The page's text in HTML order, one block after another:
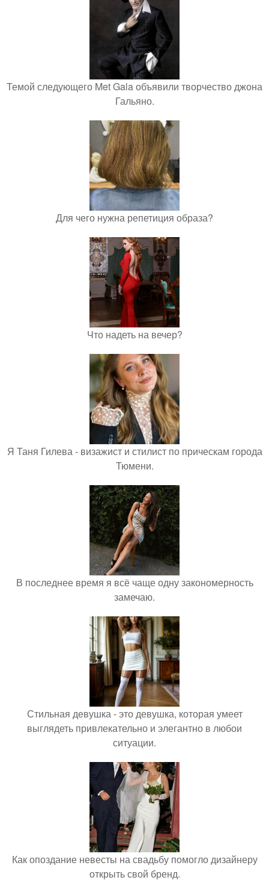
Темой следующего Met Gala объявили творчество джона
Гальяно.
Для чего нужна репетиция образа?
Что надеть на вечер?
Я Таня Гилева - визажист и стилист по прическам города
Тюмени.
В последнее время я всё чаще одну закономерность
замечаю.
Стильная девушка - это девушка, которая умеет
выглядеть привлекательно и элегантно в любои
ситуации.
Как опоздание невесты на свадьбу помогло дизайнеру
открыть свой бренд.